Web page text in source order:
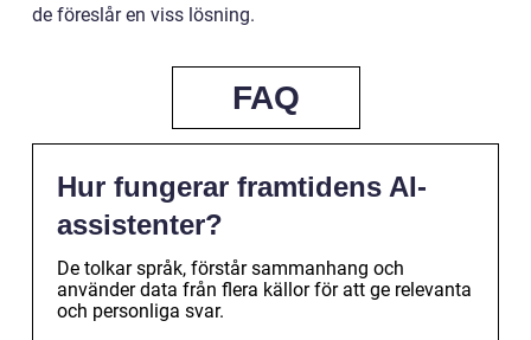
de föreslår en viss lösning.
FAQ
Hur fungerar framtidens AI-
assistenter?
De tolkar språk, förstår sammanhang och
använder data från flera källor för att ge relevanta
och personliga svar.